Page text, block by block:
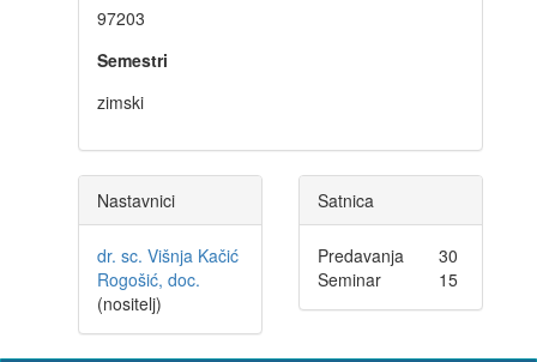
97203
Semestri
zimski
Nastavnici
dr. sc. Višnja Kačić
Rogošić, doc.
(nositelj)
Satnica
Predavanja
30
Seminar
15